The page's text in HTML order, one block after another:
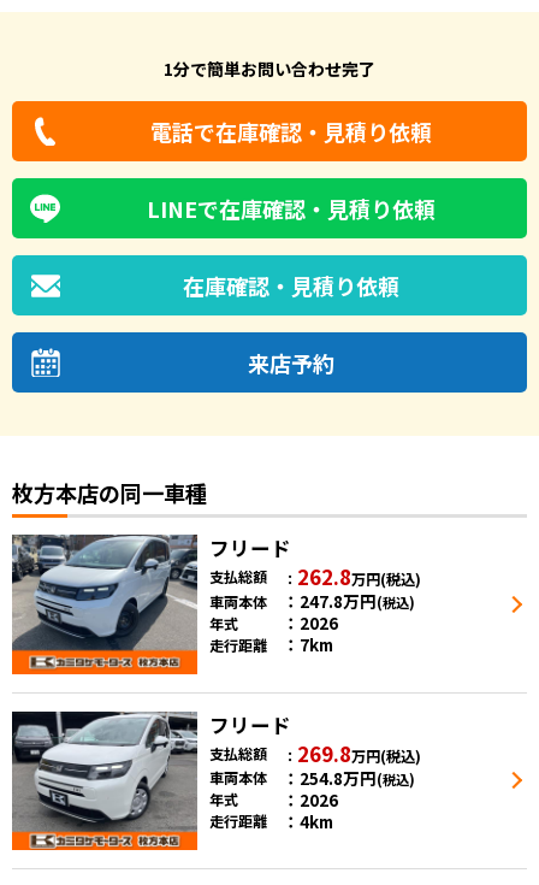
1分で簡単お問い合わせ完了
電話で在庫確認・見積り依頼
LINEで在庫確認・見積り依頼
在庫確認・見積り依頼
来店予約
枚方本店の同一車種
フリード
支払総額 262.8万円(税込)
車両本体
247.8万円(税込)
年式 2026
走行距離 7km
フリード
支払総額 269.8万円(税込)
車両本体
254.8万円(税込)
年式 2026
走行距離 4km